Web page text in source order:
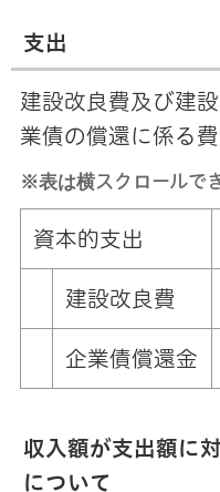
支出
建設改良費及び建
業債の償還に係る費
※表は横スクロールでき
資本的支出
建設改良費
企業債償還金
収入額が支出額に
について